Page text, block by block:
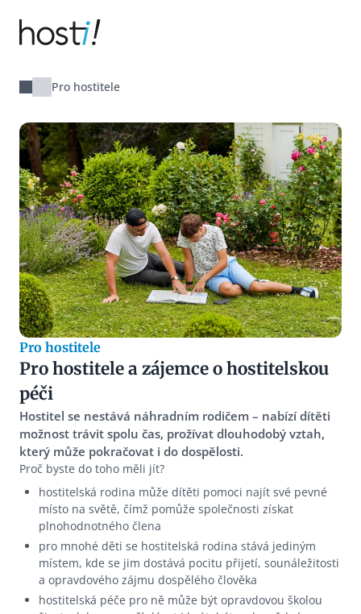
Hosti!
Pro hostitele
Pro hostitele
Pro hostitele a zájemce o hostitelskou
péči
Hostitel se nestává náhradním rodičem – nabízí dítěti
možnost trávit spolu čas, prožívat dlouhodobý vztah,
který může pokračovat i do dospělosti.
Proč byste do toho měli jít?
hostitelská rodina může dítěti pomoci najít své pevné
místo na světě, čímž pomůže společnosti získat
plnohodnotného člena
pro mnohé děti se hostitelská rodina stává jediným
místem, kde se jim dostává pocitu přijetí, sounáležitosti
a opravdového zájmu dospělého člověka
hostitelská péče pro ně může být opravdovou školou